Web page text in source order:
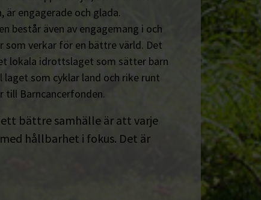
är engagerade och glada.
består även av engagemang i och
verkar för en bättre värld. Det
lokala idrottslaget som sätter barn
laget som cyklar land och rike runt
till Barncancerfonden.
bättre samhälle är att varje
hållbarhet i fokus. Det är